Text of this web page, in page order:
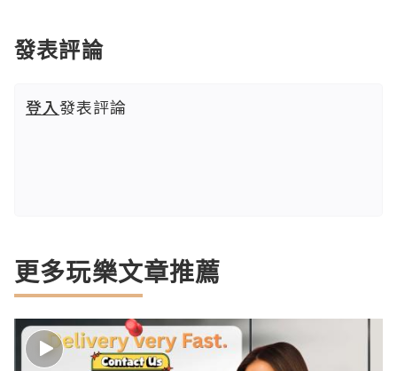
發表評論
登入發表評論
更多玩樂文章推薦